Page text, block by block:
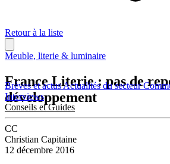
Brèves et actusActualités du secteur
Interviews
Conseils et Guides
Retour à la liste
Meuble, literie & luminaire
France Literie : pas de
développement
CC
Christian Capitaine
12 décembre 2016